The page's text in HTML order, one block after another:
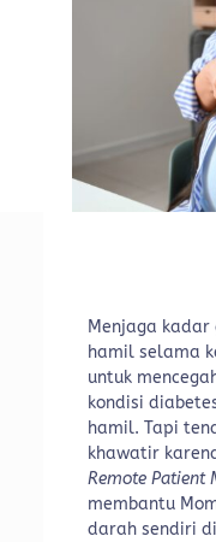
Menjaga
hamil selama
untuk
kondisi
hamil. Tapi
khawatir
Remote Patient
membantu
darah sendiri